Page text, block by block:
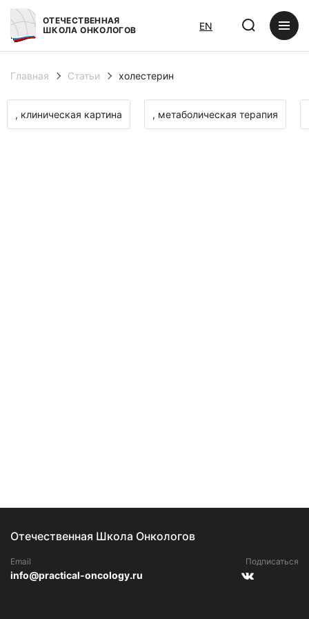
ОТЕЧЕСТВЕННАЯ
ШКОЛА ОНКОЛОГОВ
EN
Главная Статьи холестерин
, клиническая картина , метаболическая терапия
Отечественная Школа Онкологов
Email
info@practical-oncology.ru
Подписаться